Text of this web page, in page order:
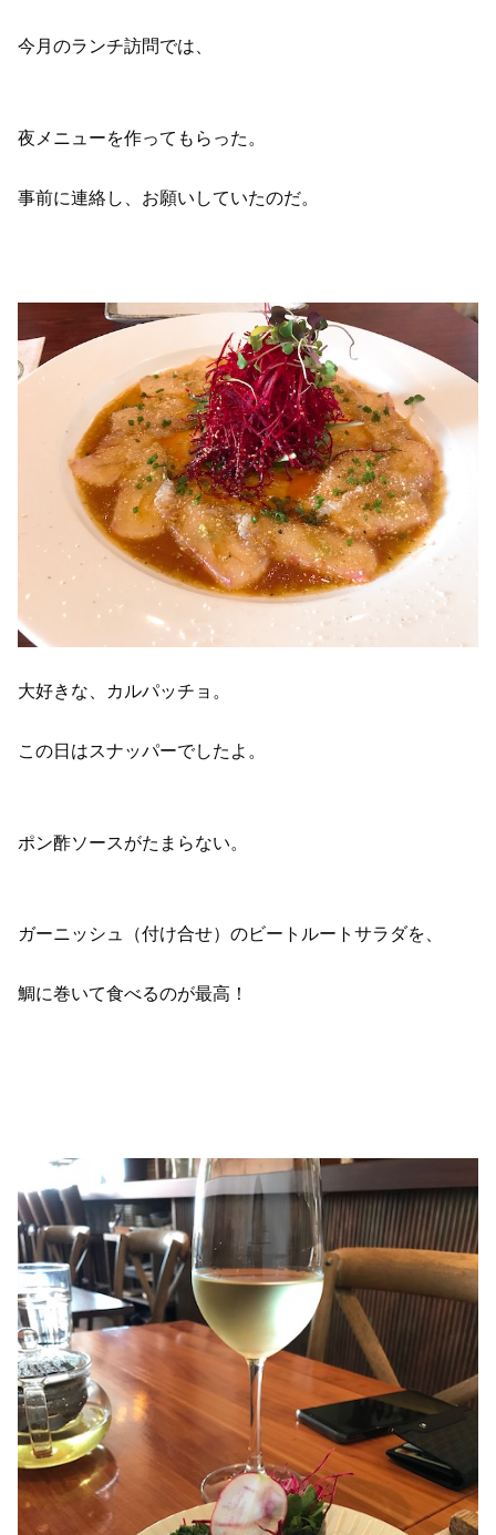
今月のランチ訪問では、
夜メニューを作ってもらった。
事前に連絡し、お願いしていたのだ。
大好きな、カルパッチョ。
この日はスナッパーでしたよ。
ポン酢ソースがたまらない。
ガーニッシュ（付け合せ）のビートルートサラダを、
鯛に巻いて食べるのが最高！